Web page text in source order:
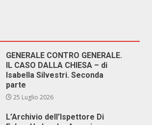
GENERALE CONTRO GENERALE.
IL CASO DALLA CHIESA – di
Isabella Silvestri. Seconda
parte
25 Luglio 2026
L’Archivio dell’Ispettore Di